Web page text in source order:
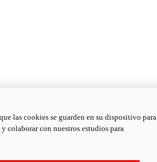
las cookies se guarden en su dispositivo para
colaborar con nuestros estudios para